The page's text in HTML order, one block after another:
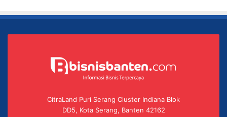
CitraLand Puri Serang Cluster Indiana Blok
DD5, Kota Serang, Banten 42162